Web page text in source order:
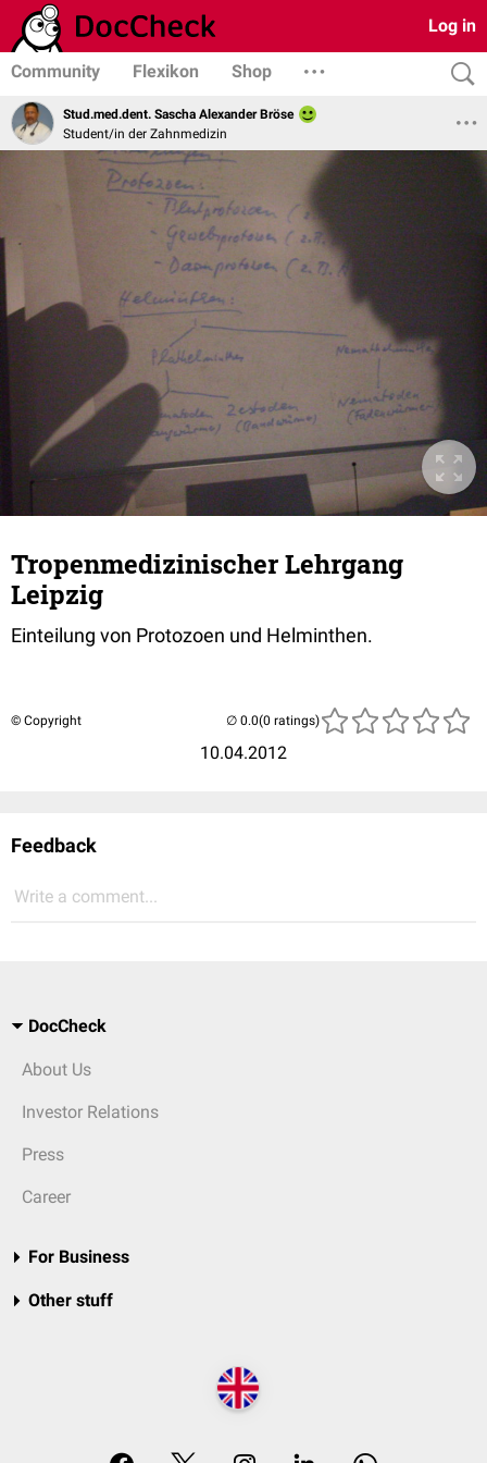
Log in
Community Flexikon Shop
Stud.med.dent. Sascha Alexander Bröse
Student/in der Zahnmedizin
Tropenmedizinischer Lehrgang
Leipzig
Einteilung von Protozoen und Helminthen.
© Copyright
10.04.2012
(0 ratings)
Feedback
Write a comment...
DocCheck
About Us
Investor Relations
Press
Career
For Business
Other stuff